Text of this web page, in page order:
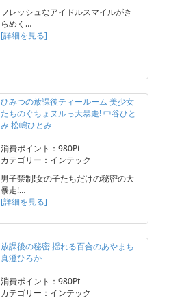
フレッシュなアイドルスマイルがき
らめく…
[詳細を見る]
ひみつの放課後ティールーム 美少女
たちのぐちょヌルっ大暴走! 中谷ひと
み 松嶋ひとみ
消費ポイント：980Pt
カテゴリー：インテック
男子禁制!女の子たちだけの秘密の大
暴走!…
[詳細を見る]
放課後の秘密 揺れる百合のあやまち
真澄ひろか
消費ポイント：980Pt
カテゴリー：インテック